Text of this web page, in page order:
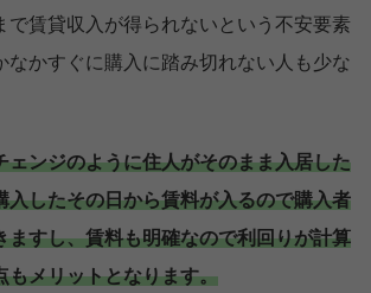
で賃貸収入が得られないという不安要素
なかすぐに購入に踏み切れない人も少な
ェンジのように住人がそのまま入居した
入したその日から賃料が入るので購入者
ますし、賃料も明確なので利回りが計算
もメリットとなります。